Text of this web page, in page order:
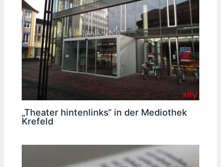
„Theater hintenlinks“ in der Mediothek
Krefeld